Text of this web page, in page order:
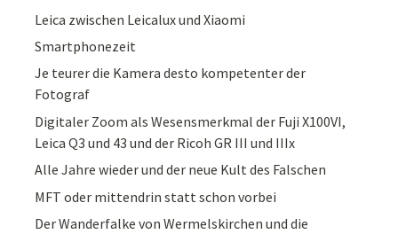
Leica zwischen Leicalux und Xiaomi
Smartphonezeit
Je teurer die Kamera desto kompetenter der
Fotograf
Digitaler Zoom als Wesensmerkmal der Fuji X100VI,
Leica Q3 und 43 und der Ricoh GR III und IIIx
Alle Jahre wieder und der neue Kult des Falschen
MFT oder mittendrin statt schon vorbei
Der Wanderfalke von Wermelskirchen und die